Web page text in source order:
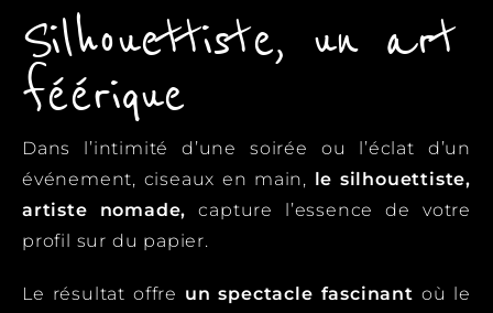
Silhouettiste, un art
féérique
Dans l’intimité d’une soirée ou l’éclat d’un
événement, ciseaux en main, le silhouettiste,
artiste nomade,capture l’essence de votre
profil sur du papier.
Le résultat offre un spectacle fascinant où le